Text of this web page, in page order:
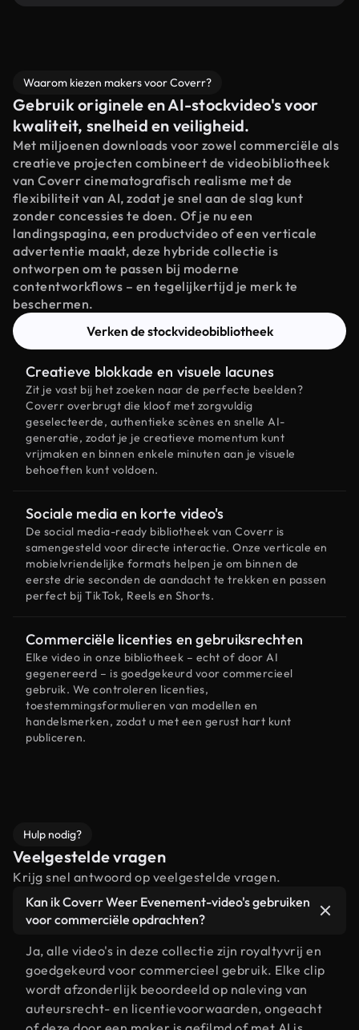
Waarom kiezen makers voor Coverr?
Gebruik originele en AI-stockvideo's voor
kwaliteit, snelheid en veiligheid.
Met miljoenen downloads voor zowel commerciële als
creatieve projecten combineert de videobibliotheek
van Coverr cinematografisch realisme met de
flexibiliteit van AI, zodat je snel aan de slag kunt
zonder concessies te doen. Of je nu een
landingspagina, een productvideo of een verticale
advertentie maakt, deze hybride collectie is
ontworpen om te passen bij moderne
contentworkflows – en tegelijkertijd je merk te
beschermen.
Verken de stockvideobibliotheek
Creatieve blokkade en visuele lacunes
Zit je vast bij het zoeken naar de perfecte beelden?
Coverr overbrugt die kloof met zorgvuldig
geselecteerde, authentieke scènes en snelle AI-
generatie, zodat je je creatieve momentum kunt
vrijmaken en binnen enkele minuten aan je visuele
behoeften kunt voldoen.
Sociale media en korte video's
De social media-ready bibliotheek van Coverr is
samengesteld voor directe interactie. Onze verticale en
mobielvriendelijke formats helpen je om binnen de
eerste drie seconden de aandacht te trekken en passen
perfect bij TikTok, Reels en Shorts.
Commerciële licenties en gebruiksrechten
Elke video in onze bibliotheek – echt of door AI
gegenereerd – is goedgekeurd voor commercieel
gebruik. We controleren licenties,
toestemmingsformulieren van modellen en
handelsmerken, zodat u met een gerust hart kunt
publiceren.
Hulp nodig?
Veelgestelde vragen
Krijg snel antwoord op veelgestelde vragen.
Kan ik Coverr Weer Evenement-video's gebruiken
voor commerciële opdrachten?
Ja, alle video's in deze collectie zijn royaltyvrij en
goedgekeurd voor commercieel gebruik. Elke clip
wordt afzonderlijk beoordeeld op naleving van
auteursrecht- en licentievoorwaarden, ongeacht